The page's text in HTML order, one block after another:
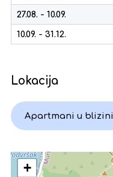
27.08. - 10.09.
10.09. - 31.12.
Lokacija
Apartmani u blizini
+